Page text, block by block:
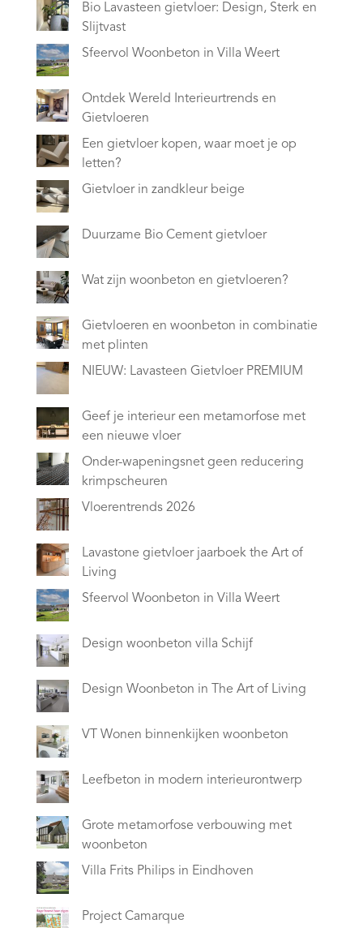
Bio Lavasteen gietvloer: Design, Sterk en
Slijtvast
Sfeervol Woonbeton in Villa Weert
Ontdek Wereld Interieurtrends en
Gietvloeren
Een gietvloer kopen, waar moet je op
letten?
Gietvloer in zandkleur beige
Duurzame Bio Cement gietvloer
Wat zijn woonbeton en gietvloeren?
Gietvloeren en woonbeton in combinatie
met plinten
NIEUW: Lavasteen Gietvloer PREMIUM
Geef je interieur een metamorfose met
een nieuwe vloer
Onder-wapeningsnet geen reducering
krimpscheuren
Vloerentrends 2026
Lavastone gietvloer jaarboek the Art of
Living
Sfeervol Woonbeton in Villa Weert
Design woonbeton villa Schijf
Design Woonbeton in The Art of Living
VT Wonen binnenkijken woonbeton
Leefbeton in modern interieurontwerp
Grote metamorfose verbouwing met
woonbeton
Villa Frits Philips in Eindhoven
Project Camarque